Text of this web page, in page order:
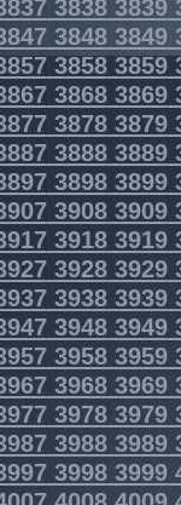
38383839
38483849
38583859
38683869
38783879
38883889
38983899
39083909
39183919
39283929
39383939
39483949
39583959
39683969
39783979
39883989
39983999